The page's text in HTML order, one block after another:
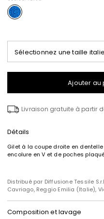
Sélectionnez une taille
Ajouter au
Livraison gratuite à partir
Détails
Gilet à la coupe droite en
encolure en V et de poches
Distribué par Diffusione Tessile
Cavriago, Reggio Emilia (Italie),
Composition et lavage
Inscrivez-vous dès
et découvrez en
arrivages, les